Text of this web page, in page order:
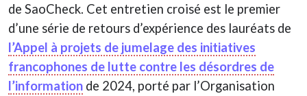
de SaoCheck. Cet entretien croisé est le premier
d’une série de retours d’expérience des lauréats de
l’Appel à projets de jumelage des initiatives
francophones de lutte contre les désordres de
l’information de 2024, porté par l’Organisation